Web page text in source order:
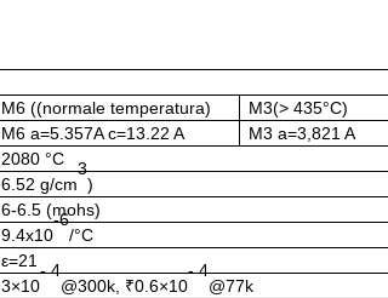
M6 ((normale temperatura) M3(> 435°C)
M6 a=5.357A c=13.22 A
M3 a=3,821 A
2080 °C
6.52 g/cm
3
)
6-6.5 (mohs)
9.4x10
-6
/°C
ε=21
3×10
- 4
@300k, ₹0.6×10
- 4
@77k